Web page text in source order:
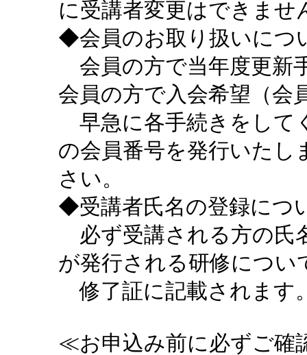
に受講者変更はできませ
◆会員のお取り扱いにつ
会員の方で当年度更新
会員の方で入会希望（会
早急に各手続きをして
の会員番号を発行いたし
さい。
◆受講者氏名の登録につ
必ず受講される方の氏
が発行される研修につい
修了証に記載されます
≪お申込み前に必ずご確